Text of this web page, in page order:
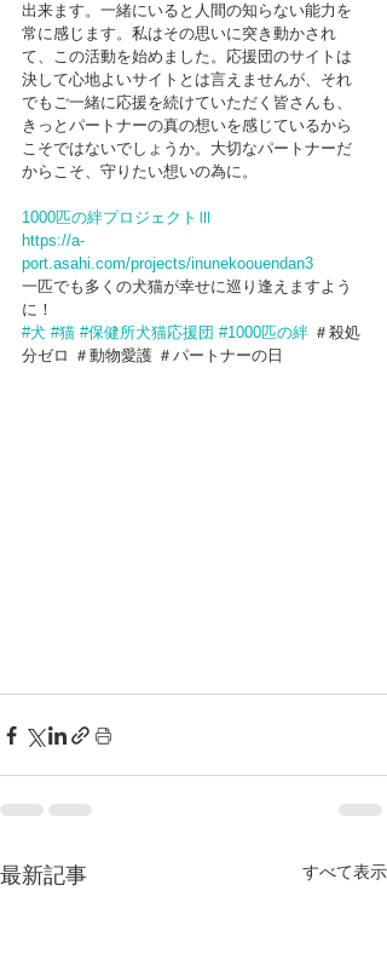
出来ます。一緒にいると人間の知らない能力を
常に感じます。私はその思いに突き動かされ
て、この活動を始めました。応援団のサイトは
決して心地よいサイトとは言えませんが、それ
でもご一緒に応援を続けていただく皆さんも、
きっとパートナーの真の想いを感じているから
こそではないでしょうか。大切なパートナーだ
からこそ、守りたい想いの為に。
1000匹の絆プロジェクトⅢ
https://a-
port.asahi.com/projects/inunekoouendan3
一匹でも多くの犬猫が幸せに巡り逢えますよう
に！
#犬 #猫 #保健所犬猫応援団 #1000匹の絆 ＃殺処
分ゼロ ＃動物愛護 ＃パートナーの日
最新記事 すべて表示